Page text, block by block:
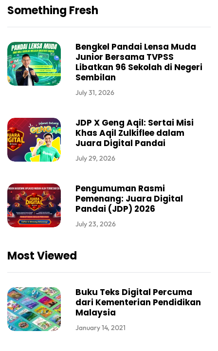
Something Fresh
Bengkel Pandai Lensa Muda
Junior Bersama TVPSS
Libatkan 96 Sekolah di Negeri
Sembilan
July 31, 2026
JDP X Geng Aqil: Sertai Misi
Khas Aqil Zulkiflee dalam
Juara Digital Pandai
July 29, 2026
Pengumuman Rasmi
Pemenang: Juara Digital
Pandai (JDP) 2026
July 23, 2026
Most Viewed
Buku Teks Digital Percuma
dari Kementerian Pendidikan
Malaysia
January 14, 2021